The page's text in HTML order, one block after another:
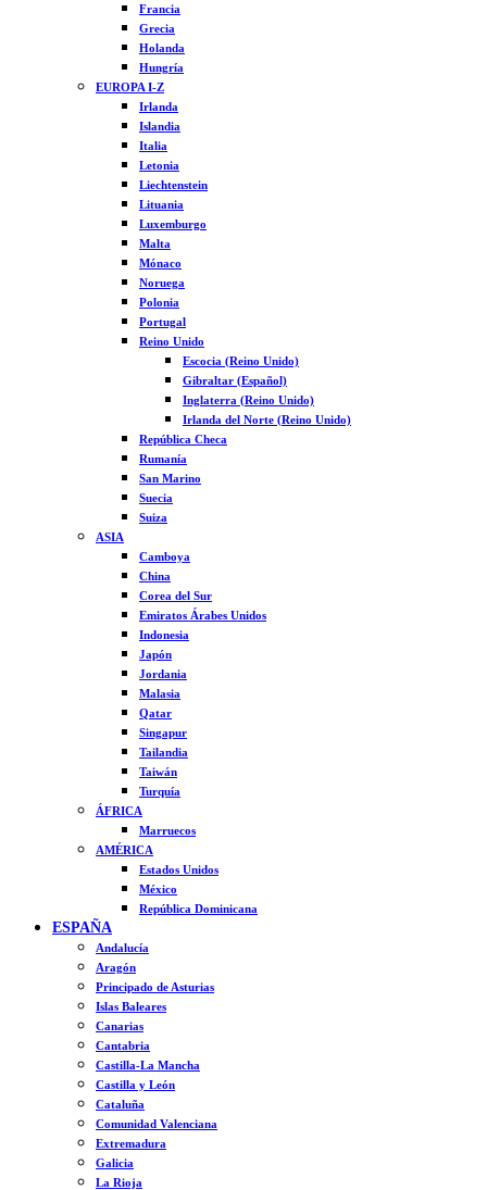
Francia
Grecia
Holanda
Hungría
EUROPA I-Z
Irlanda
Islandia
Italia
Letonia
Liechtenstein
Lituania
Luxemburgo
Malta
Mónaco
Noruega
Polonia
Portugal
Reino Unido
Escocia (Reino Unido)
Gibraltar (Español)
Inglaterra (Reino Unido)
Irlanda del Norte (Reino Unido)
República Checa
Rumanía
San Marino
Suecia
Suiza
ASIA
Camboya
China
Corea del Sur
Emiratos Árabes Unidos
Indonesia
Japón
Jordania
Malasia
Qatar
Singapur
Tailandia
Taiwán
Turquía
ÁFRICA
Marruecos
AMÉRICA
Estados Unidos
México
República Dominicana
ESPAÑA
Andalucía
Aragón
Principado de Asturias
Islas Baleares
Canarias
Cantabria
Castilla-La Mancha
Castilla y León
Cataluña
Comunidad Valenciana
Extremadura
Galicia
La Rioja